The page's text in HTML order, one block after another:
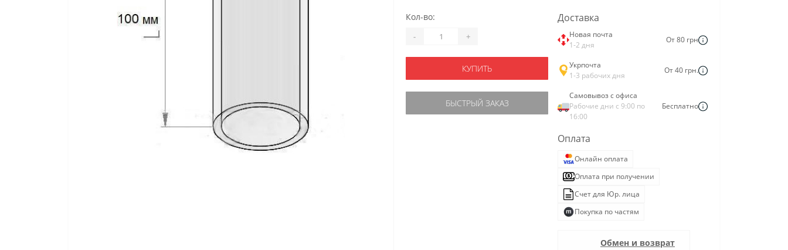
Кол-во:
- +
КУПИТЬ
БЫСТРЫЙ ЗАКАЗ
Доставка
Новая почта
1-2 дня
От 80 грн
Укрпочта
1-3 рабочих дня
От 40 грн.
Самовывоз с офиса
Рабочие дни с 9:00 по
16:00
Бесплатно
Оплата
Онлайн оплата
Оплата при получении
Счет для Юр. лица
Покупка по частям
Обмен и возврат